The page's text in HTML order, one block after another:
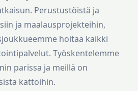
Perustustöistä ja
ja maalausprojekteihin,
hoitaa kaikki
Työskentelemme
parissa ja meillä on
kattoihin.